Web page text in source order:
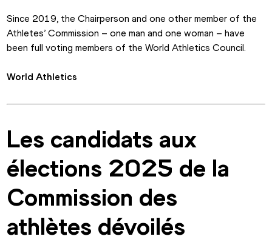
Since 2019, the Chairperson and one other member of the
Athletes’ Commission – one man and one woman – have
been full voting members of the World Athletics Council.
World Athletics
Les candidats aux
élections 2025 de la
Commission des
athlètes dévoilés